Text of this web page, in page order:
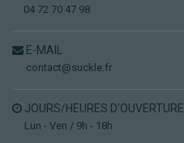
04 72 70 47 98
E-MAIL
contact@suckle.fr
JOURS/HEURES D'OUVERTURE
Lun - Ven / 9h - 18h